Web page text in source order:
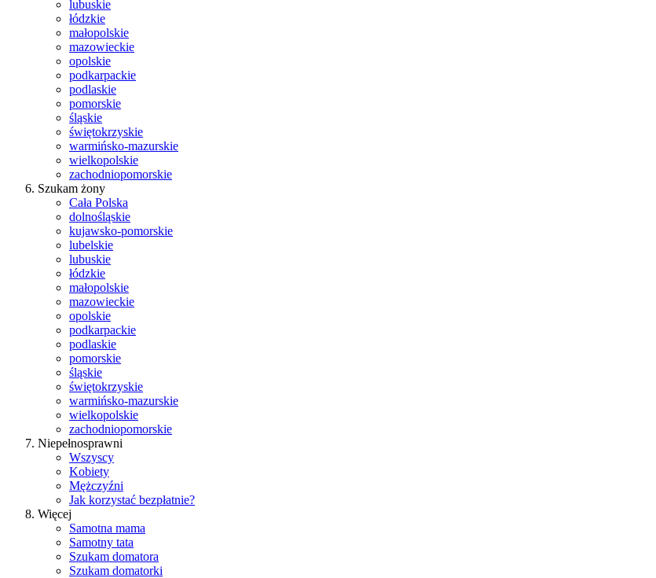
lubuskie
łódzkie
małopolskie
mazowieckie
opolskie
podkarpackie
podlaskie
pomorskie
śląskie
świętokrzyskie
warmińsko-mazurskie
wielkopolskie
zachodniopomorskie
Szukam żony
Cała Polska
dolnośląskie
kujawsko-pomorskie
lubelskie
lubuskie
łódzkie
małopolskie
mazowieckie
opolskie
podkarpackie
podlaskie
pomorskie
śląskie
świętokrzyskie
warmińsko-mazurskie
wielkopolskie
zachodniopomorskie
Niepełnosprawni
Wszyscy
Kobiety
Mężczyźni
Jak korzystać bezpłatnie?
Więcej
Samotna mama
Samotny tata
Szukam domatora
Szukam domatorki